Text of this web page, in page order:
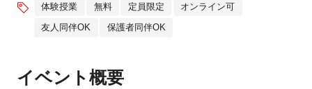
体験授業 無料 定員限定 オンライン可
友人同伴OK 保護者同伴OK
イベント概要